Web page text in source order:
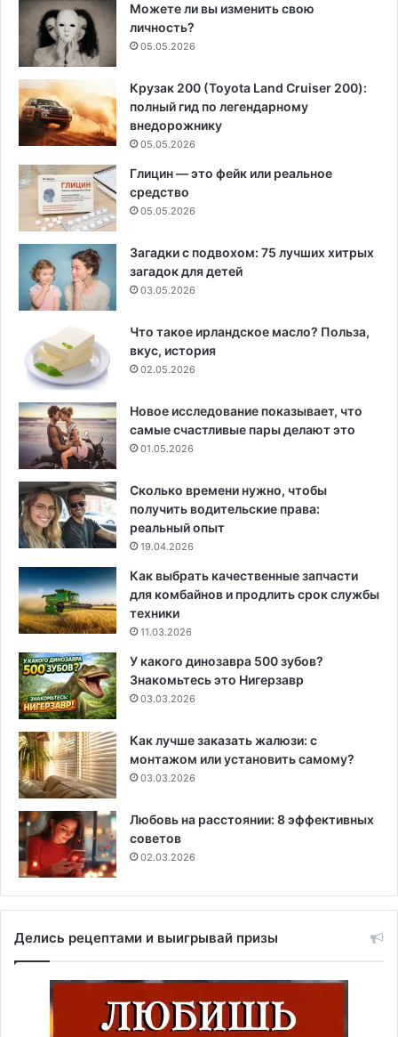
Можете ли вы изменить свою
личность?
05.05.2026
Крузак 200 (Toyota Land Cruiser 200):
полный гид по легендарному
внедорожнику
05.05.2026
Глицин — это фейк или реальное
средство
05.05.2026
Загадки с подвохом: 75 лучших хитрых
загадок для детей
03.05.2026
Что такое ирландское масло? Польза,
вкус, история
02.05.2026
Новое исследование показывает, что
самые счастливые пары делают это
01.05.2026
Сколько времени нужно, чтобы
получить водительские права:
реальный опыт
19.04.2026
Как выбрать качественные запчасти
для комбайнов и продлить срок службы
техники
11.03.2026
У какого динозавра 500 зубов?
Знакомьтесь это Нигерзавр
03.03.2026
Как лучше заказать жалюзи: с
монтажом или установить самому?
03.03.2026
Любовь на расстоянии: 8 эффективных
советов
02.03.2026
Делись рецептами и выигрывай призы